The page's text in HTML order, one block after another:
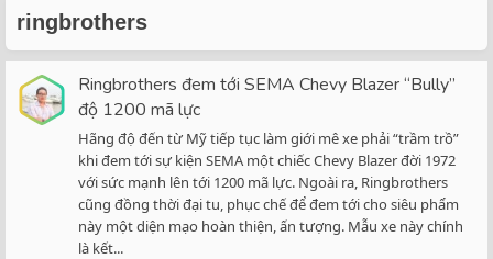
ringbrothers
Ringbrothers đem tới SEMA Chevy Blazer “Bully”
độ 1200 mã lực
Hãng độ đến từ Mỹ tiếp tục làm giới mê xe phải “trầm trồ”
khi đem tới sự kiện SEMA một chiếc Chevy Blazer đời 1972
với sức mạnh lên tới 1200 mã lực. Ngoài ra, Ringbrothers
cũng đồng thời đại tu, phục chế để đem tới cho siêu phẩm
này một diện mạo hoàn thiện, ấn tượng. Mẫu xe này chính
là kết...